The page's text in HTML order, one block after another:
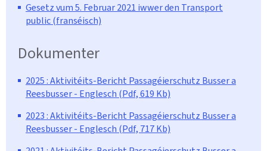
Gesetz vum 5. Februar 2021 iwwer den Transport
public (franséisch)
Dokumenter
2025 : Aktivitéits-Bericht Passagéierschutz Busser a
Reesbusser - Englesch (Pdf, 619 Kb)
2023 : Aktivitéits-Bericht Passagéierschutz Busser a
Reesbusser - Englesch (Pdf, 717 Kb)